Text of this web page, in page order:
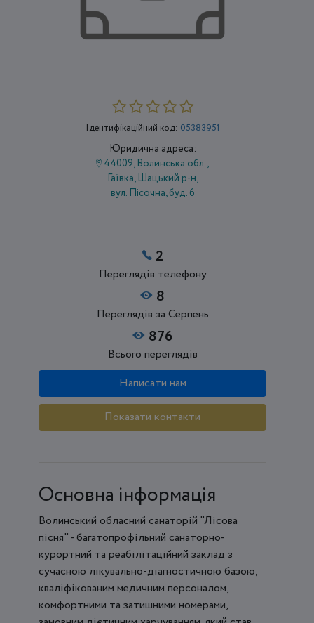
Ідентифікаційний код: 05383951
Юридична адреса:
44009, Волинська обл.,
Гаївка, Шацький р-н,
вул. Пісочна, буд. 6
2
Переглядів телефону
8
Переглядів за Серпень
876
Всього переглядів
Написати нам
Показати контакти
Основна інформація
Волинський обласний санаторій "Лісова
пісня" - багатопрофільний санаторно-
курортний та реабілітаційний заклад з
сучасною лікувально-діагностичною базою,
кваліфікованим медичним персоналом,
комфортними та затишними номерами,